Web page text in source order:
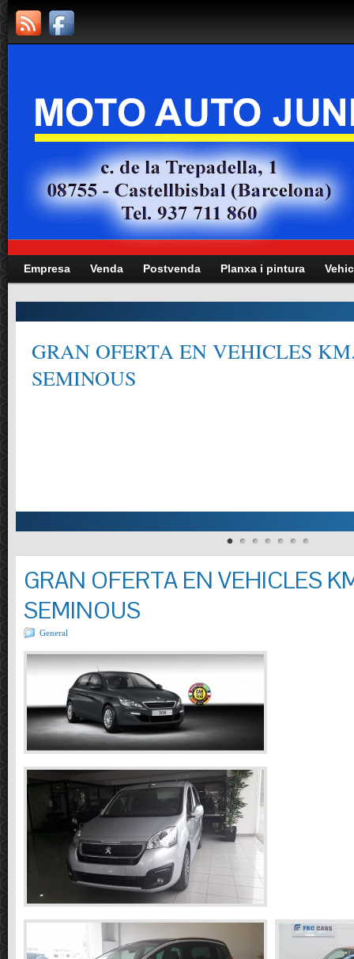
Empresa Venda Postvenda Planxa i pintura
GRAN OFERTA EN VEHICLES
SEMINOUS
GRAN OFERTA EN VEHICLES
SEMINOUS
General